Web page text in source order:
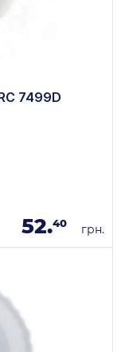
7499D
52.40 грн.